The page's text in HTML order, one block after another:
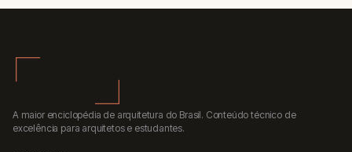
A maior enciclopédia de arquitetura do Brasil. Conteúdo técnico de
excelência para arquitetos e estudantes.